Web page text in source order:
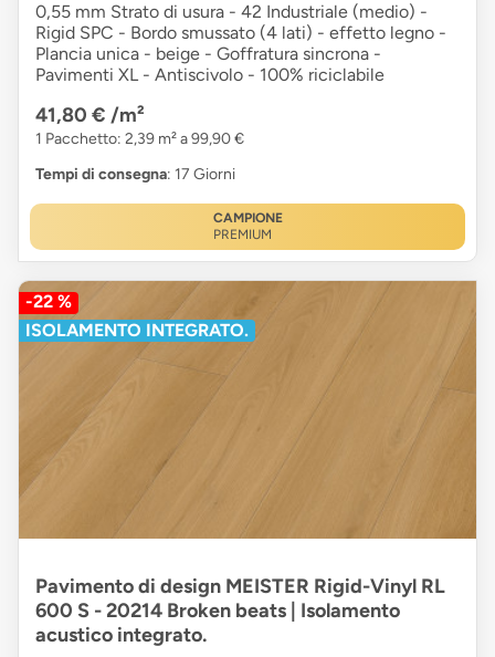
0,55 mm Strato di usura - 42 Industriale (medio) -
Rigid SPC - Bordo smussato (4 lati) - effetto legno -
Plancia unica - beige - Goffratura sincrona -
Pavimenti XL - Antiscivolo - 100% riciclabile
41,80 € /m²
1 Pacchetto: 2,39 m² a 99,90 €
Tempi di consegna: 17 Giorni
CAMPIONE
PREMIUM
-22 %
ISOLAMENTO INTEGRATO.
Pavimento di design MEISTER Rigid-Vinyl RL
600 S - 20214 Broken beats | Isolamento
acustico integrato.